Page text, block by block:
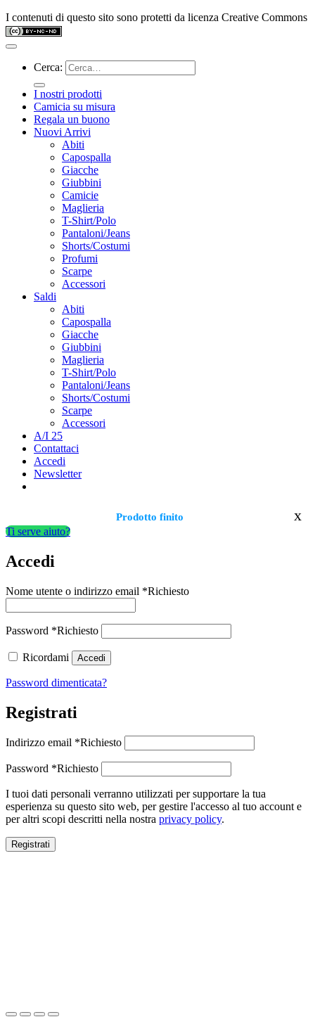
I contenuti di questo sito sono protetti da licenza Creative Commons
Cerca:
I nostri prodotti
Camicia su misura
Regala un buono
Nuovi Arrivi
Abiti
Capospalla
Giacche
Giubbini
Camicie
Maglieria
T-Shirt/Polo
Pantaloni/Jeans
Shorts/Costumi
Profumi
Scarpe
Accessori
Saldi
Abiti
Capospalla
Giacche
Giubbini
Maglieria
T-Shirt/Polo
Pantaloni/Jeans
Shorts/Costumi
Scarpe
Accessori
A/I 25
Contattaci
Accedi
Newsletter
Prodotto finito x
Ti serve aiuto?
Accedi
Nome utente o indirizzo email *Richiesto
Password *Richiesto
Ricordami Accedi
Password dimenticata?
Registrati
Indirizzo email *Richiesto
Password *Richiesto
I tuoi dati personali verranno utilizzati per supportare la tua
esperienza su questo sito web, per gestire l'accesso al tuo account e
per altri scopi descritti nella nostra privacy policy.
Registrati